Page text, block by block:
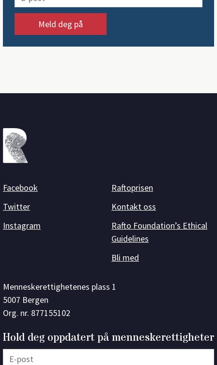
Facebook
Twitter
Instagram
Raftoprisen
Kontakt oss
Rafto Foundation’s Ethical
Guidelines
Bli med
Menneskerettighetenes plass 1
5007 Bergen
Org. nr. 877155102
Hold deg oppdatert på menneskerettigheter